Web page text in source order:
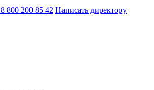
8 800 200 85 42 Написать директору